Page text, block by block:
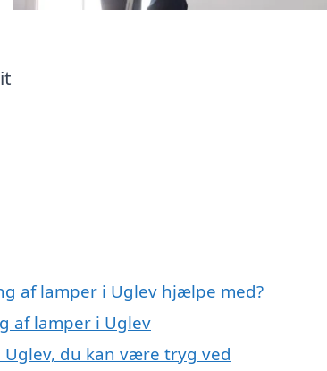
af lamper i Uglev hjælpe med?
af lamper i Uglev
du kan være tryg ved